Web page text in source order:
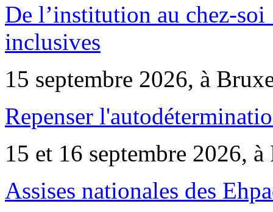
De l’institution au chez-
inclusives
15 septembre 2026, à
Repenser
15 et 16 septembre 2026, à
Assises nationales des